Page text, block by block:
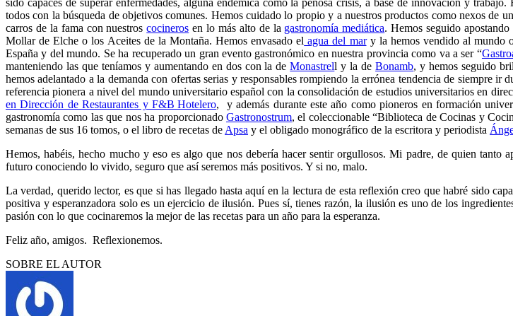
todos con la búsqueda de objetivos comunes. Hemos cuidado lo propio y a nuestros productos como nexos de
carros de la fama con nuestroscocineros en lo más alto de la gastronomía mediática. Hemos seguido
Mollar de Elche o los Aceites de la Montaña. Hemos envasado el agua del mary la hemos vendido al mundo
España y del mundo. Se ha recuperado un gran evento gastronómico en nuestra provincia como va a ser “
manteniendo las que teníamos y aumentando en dos con la deMonastrell y la deBonamb, y hemos seguido
hemos adelantado a la demanda con ofertas serias y responsables rompiendo la errónea tendencia de siempre
referencia pionera a nivel del mundo universitario español con la consolidación de estudios universitarios en
en Dirección de Restaurantes y F&B Hotelero, y además durante este año como pioneros en formación
gastronomía como las que nos ha proporcionado Gastronostrum, el coleccionable “Biblioteca de Cocinas y
semanas de sus 16 tomos, o el libro de recetas de Apsa y el obligado monográfico de la escritora y periodista
Hemos, habéis, hecho mucho y eso es algo que nos debería hacer sentir orgullosos. Mi padre, de quien
futuro conociendo lo vivido, seguro que así seremos más positivos. Y si no, malo.
La verdad, querido lector, es que si has llegado hasta aquí en la lectura de esta reflexión creo que habré sido
positiva y esperanzadora solo es un ejercicio de ilusión. Pues sí, tienes razón, la ilusión es uno de los
pasión con lo que cocinaremos la mejor de las recetas para un año para la esperanza.
Feliz año, amigos. Reflexionemos.
SOBRE EL AUTOR